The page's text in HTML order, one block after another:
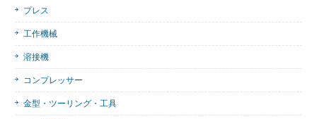
プレス
工作機械
溶接機
コンプレッサー
金型・ツーリング・工具